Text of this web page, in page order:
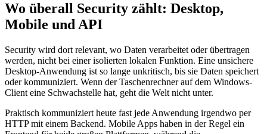
Wo überall Security zählt: Desktop,
Mobile und API
Security wird dort relevant, wo Daten verarbeitet oder übertragen
werden, nicht bei einer isolierten lokalen Funktion. Eine unsichere
Desktop-Anwendung ist so lange unkritisch, bis sie Daten speichert
oder kommuniziert. Wenn der Taschenrechner auf dem Windows-
Client eine Schwachstelle hat, geht die Welt nicht unter.
Praktisch kommuniziert heute fast jede Anwendung irgendwo per
HTTP mit einem Backend. Mobile Apps haben in der Regel ein